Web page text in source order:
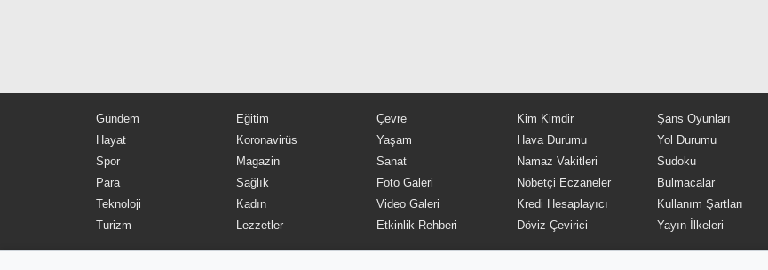
Gündem
Hayat
Spor
Para
Teknoloji
Turizm
Eğitim
Koronavirüs
Magazin
Sağlık
Kadın
Lezzetler
Çevre
Yaşam
Sanat
Foto Galeri
Video Galeri
Etkinlik Rehberi
Kim Kimdir
Hava Durumu
Namaz Vakitleri
Nöbetçi Eczaneler
Kredi Hesaplayıcı
Döviz Çevirici
Şans Oyunları
Yol Durumu
Sudoku
Bulmacalar
Kullanım Şartları
Yayın İlkeleri